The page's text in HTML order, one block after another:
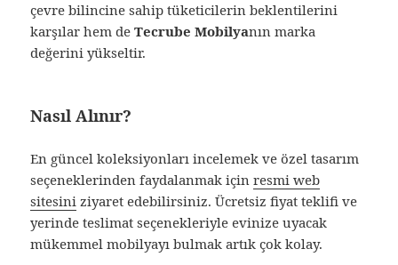
çevre bilincine sahip tüketicilerin beklentilerini
karşılar hem deTecrube Mobilyanın marka
değerini yükseltir.
Nasıl Alınır?
En güncel koleksiyonları incelemek ve özel tasarım
seçeneklerinden faydalanmak içinresmi web
sitesini ziyaret edebilirsiniz. Ücretsiz fiyat teklifi ve
yerinde teslimat seçenekleriyle evinize uyacak
mükemmel mobilyayı bulmak artık çok kolay.